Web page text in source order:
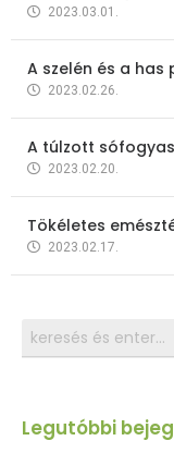
2023.03.01.
A szelén és a
2023.02.26.
A túlzott
2023.02.20.
Tökéletes
2023.02.17.
Legutóbbi